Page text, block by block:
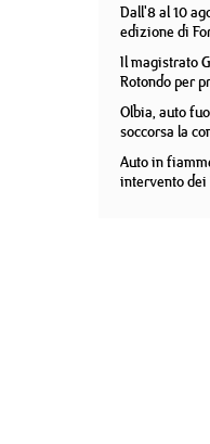
Dall'8 al 10
edizione di
Il magistrato
Rotondo per
Olbia, auto
soccorsa la
Auto in
intervento